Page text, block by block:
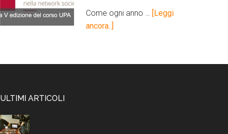
Come ogni anno …
[Leggi
ancora..]
ULTIMI ARTICOLI